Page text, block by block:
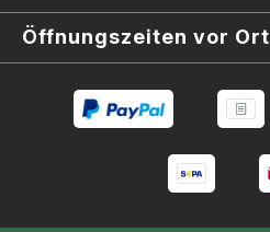
Öffnungszeiten vor Ort